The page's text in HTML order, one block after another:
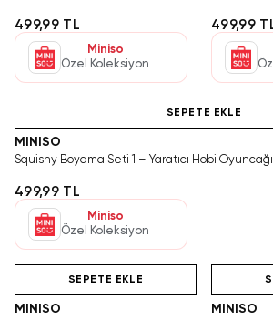
499,99 TL
Miniso
Özel Koleksiyon
499,99
SEPETE EKLE
MINISO
Squishy Boyama Seti 1 – Yaratıcı Hobi Oyuncağı
499,99 TL
Miniso
Özel Koleksiyon
SEPETE EKLE
MINISO MINISO